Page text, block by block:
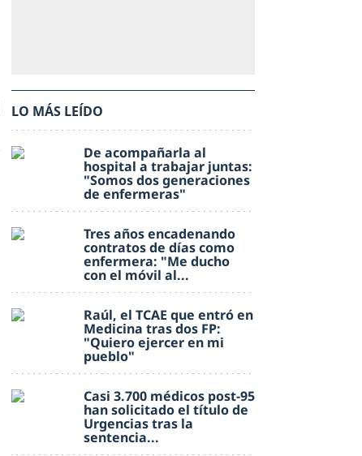
LO MÁS LEÍDO
De acompañarla al
hospital a trabajar juntas:
"Somos dos generaciones
de enfermeras"
Tres años encadenando
contratos de días como
enfermera: "Me ducho
con el móvil al...
Raúl, el TCAE que entró en
Medicina tras dos FP:
"Quiero ejercer en mi
pueblo"
Casi 3.700 médicos post-95
han solicitado el título de
Urgencias tras la
sentencia...